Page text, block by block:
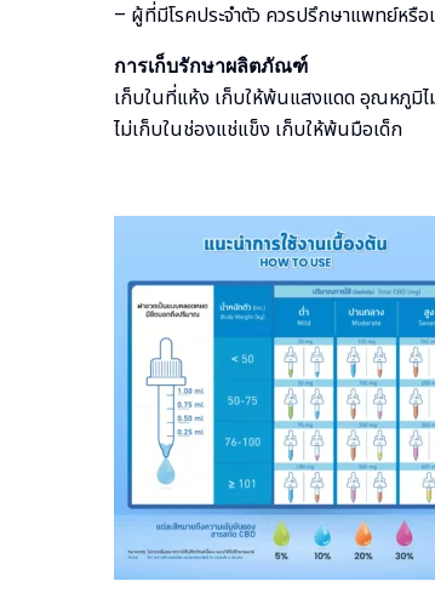
– ผู้ที่มีโรคประจำตัว ควรปรึกษาแพทย์ห
การเก็บรักษาผลิตภัณฑ์
เก็บในที่แห้ง เก็บให้พ้นแสงแดด อุณหภูมิไ
ไม่เก็บในช่องแช่แข็ง เก็บให้พ้นมือเด็ก